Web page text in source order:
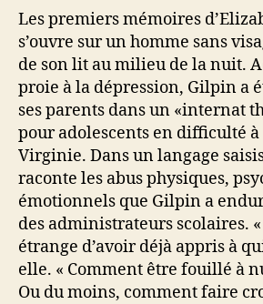
Les premiers mémoires
s’ouvre sur un homme sans
de son lit au milieu de la nuit.
proie à la dépression, Gilpin a
ses parents dans un «internat
pour adolescents en difficulté
Virginie. Dans un langage
raconte les abus physiques,
émotionnels que Gilpin a
des administrateurs scolaires. «
étrange d’avoir déjà appris à
elle. « Comment être fouillé à
Ou du moins, comment faire